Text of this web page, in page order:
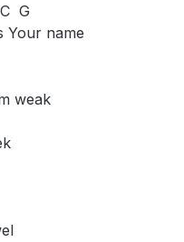
G
Your name
weak